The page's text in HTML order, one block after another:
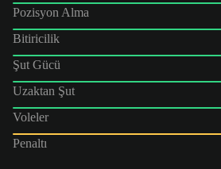
Pozisyon Alma
Bitiricilik
Şut Gücü
Uzaktan Şut
Voleler
Penaltı